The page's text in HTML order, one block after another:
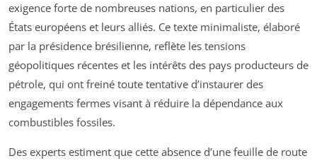
exigence forte de nombreuses nations, en particulier des
États européens et leurs alliés. Ce texte minimaliste, élaboré
par la présidence brésilienne, reflète les tensions
géopolitiques récentes et les intérêts des pays producteurs de
pétrole, qui ont freiné toute tentative d’instaurer des
engagements fermes visant à réduire la dépendance aux
combustibles fossiles.
Des experts estiment que cette absence d’une feuille de route